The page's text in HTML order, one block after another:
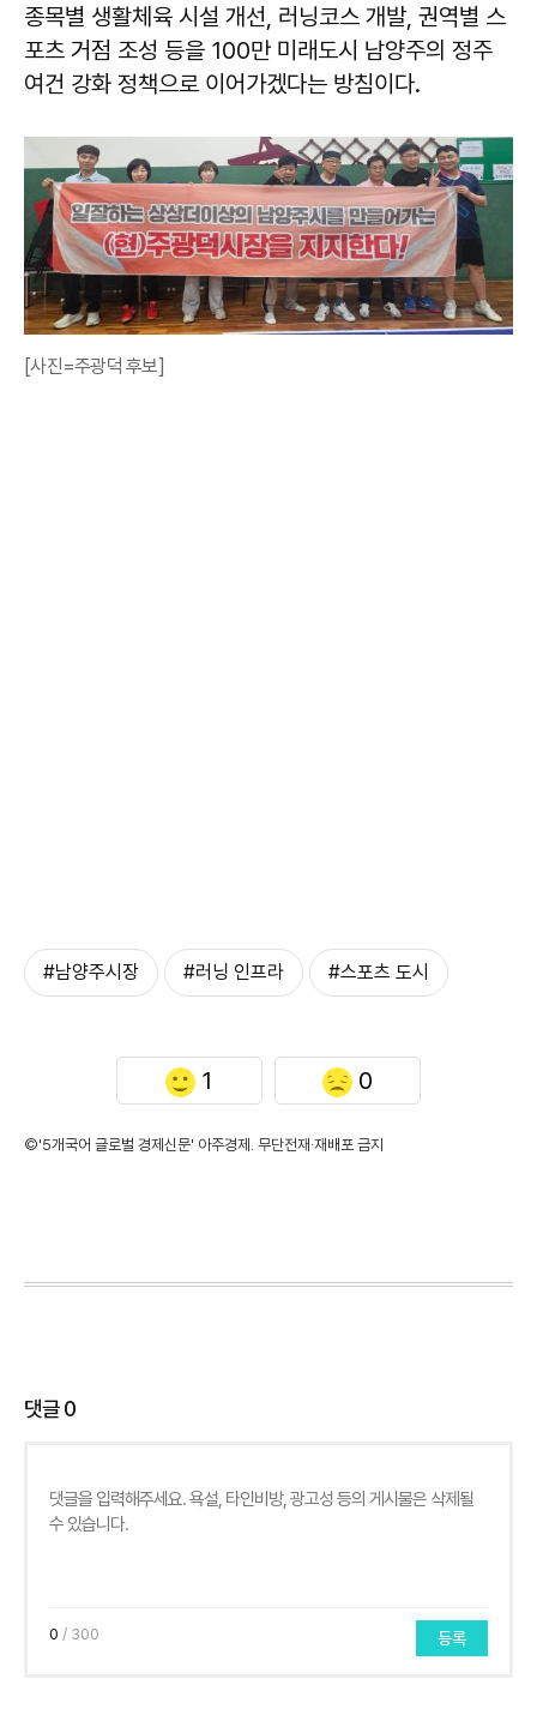
종목별 생활체육 시설 개선, 러닝코스 개발, 권역별 스
포츠 거점 조성 등을 100만 미래도시 남양주의 정주
여건 강화 정책으로 이어가겠다는 방침이다.
[사진=주광덕 후보]
#남양주시장 #러닝 인프라 #스포츠 도시
1 0
©'5개국어 글로벌 경제신문' 아주경제. 무단전재·재배포 금지
댓글0
0 / 300 등록